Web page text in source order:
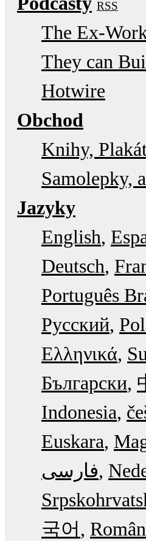
RSS
The Ex-
They can
Hotwire
Obchod
Knihy,
Samolepky,
Jazyky
English
Deutsch
Português
Русский
Ελληνικά
Български
Indonesia
Euskara
فارسی
국어